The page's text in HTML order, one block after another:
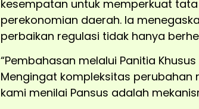
kesempatan untuk memperkuat
perekonomian daerah. Ia
perbaikan regulasi tidak hanya
“Pembahasan melalui Panitia
Mengingat kompleksitas perubahan
kami menilai Pansus adalah